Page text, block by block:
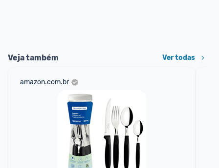
Veja também Ver todas
amazon.com.br